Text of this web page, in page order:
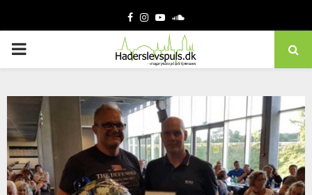
Facebook
Instagram
YoutubeSoundcloud
PRIMARY